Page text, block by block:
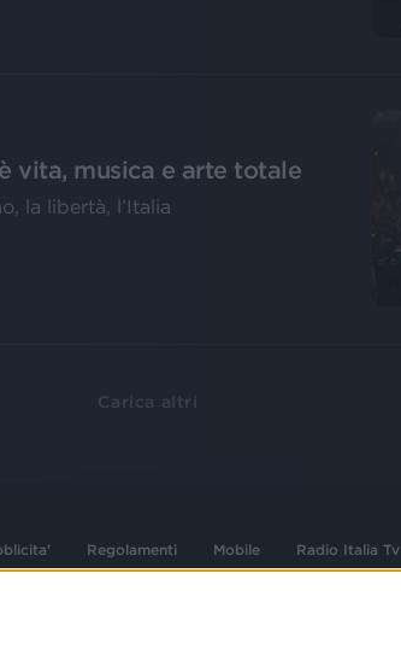
vita, musica e arte totale
la libertà, l’Italia
Carica altri
Regolamenti Mobile Radio Italia Tv